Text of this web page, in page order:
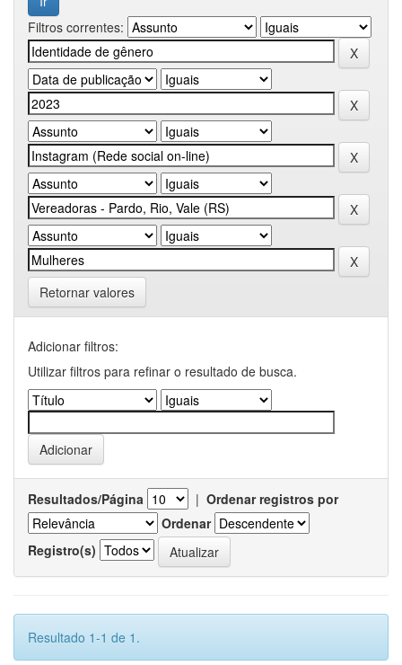
Filtros correntes:
Retornar valores
Adicionar filtros:
Utilizar filtros para refinar o resultado de busca.
Resultados/Página | Ordenar registros por
Ordenar
Registro(s)
Resultado 1-1 de 1.